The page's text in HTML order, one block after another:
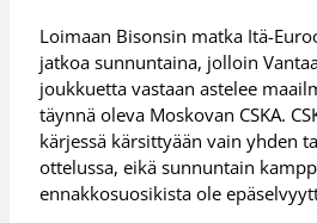
Loimaan Bisonsin matka Itä-
jatkoa sunnuntaina, jolloin
joukkuetta vastaan astelee
täynnä oleva Moskovan CSKA.
kärjessä kärsittyään vain yhden
ottelussa, eikä sunnuntain
ennakkosuosikista ole